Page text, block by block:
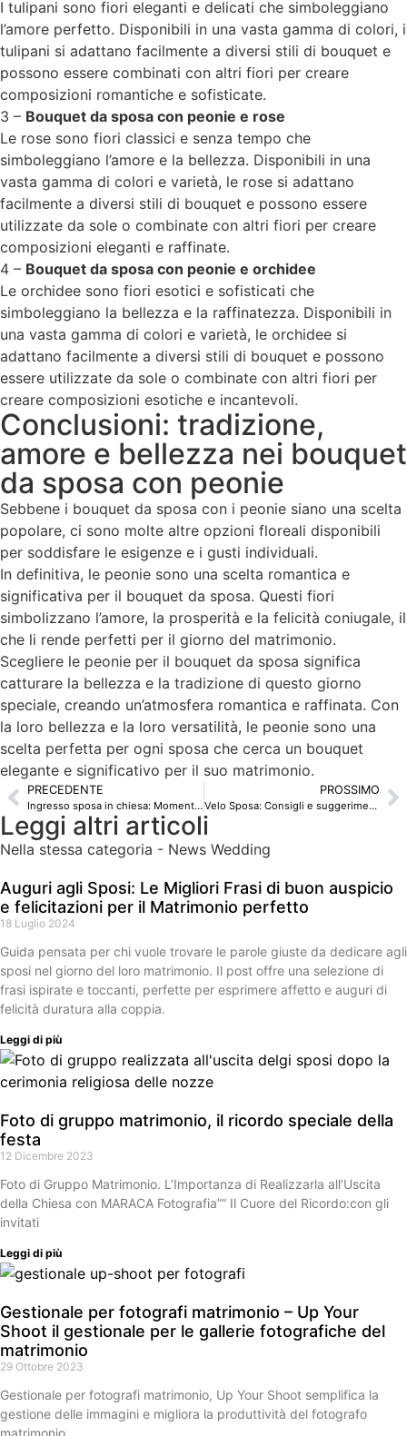
I tulipani sono fiori eleganti e delicati che simboleggiano
l’amore perfetto. Disponibili in una vasta gamma di colori, i
tulipani si adattano facilmente a diversi stili di bouquet e
possono essere combinati con altri fiori per creare
composizioni romantiche e sofisticate.
3 – Bouquet da sposa con peonie e rose
Le rose sono fiori classici e senza tempo che
simboleggiano l’amore e la bellezza. Disponibili in una
vasta gamma di colori e varietà, le rose si adattano
facilmente a diversi stili di bouquet e possono essere
utilizzate da sole o combinate con altri fiori per creare
composizioni eleganti e raffinate.
4 – Bouquet da sposa con peonie e orchidee
Le orchidee sono fiori esotici e sofisticati che
simboleggiano la bellezza e la raffinatezza. Disponibili in
una vasta gamma di colori e varietà, le orchidee si
adattano facilmente a diversi stili di bouquet e possono
essere utilizzate da sole o combinate con altri fiori per
creare composizioni esotiche e incantevoli.
Conclusioni: tradizione,
amore e bellezza nei bouquet
da sposa con peonie
Sebbene i bouquet da sposa con i peonie siano una scelta
popolare, ci sono molte altre opzioni floreali disponibili
per soddisfare le esigenze e i gusti individuali.
In definitiva, le peonie sono una scelta romantica e
significativa per il bouquet da sposa. Questi fiori
simbolizzano l’amore, la prosperità e la felicità coniugale, il
che li rende perfetti per il giorno del matrimonio.
Scegliere le peonie per il bouquet da sposa significa
catturare la bellezza e la tradizione di questo giorno
speciale, creando un’atmosfera romantica e raffinata. Con
la loro bellezza e la loro versatilità, le peonie sono una
scelta perfetta per ogni sposa che cerca un bouquet
elegante e significativo per il suo matrimonio.
PRECEDENTE
Ingresso sposa in chiesa: Momento ricco di emozioni e tradizioni
PROSSIMO
Velo Sposa: Consigli e suggerimenti per la Scelta Perfetta
Leggi altri articoli
Nella stessa categoria - News Wedding
Auguri agli Sposi: Le Migliori Frasi di buon auspicio
e felicitazioni per il Matrimonio perfetto
18 Luglio 2024
Guida pensata per chi vuole trovare le parole giuste da dedicare agli
sposi nel giorno del loro matrimonio. Il post offre una selezione di
frasi ispirate e toccanti, perfette per esprimere affetto e auguri di
felicità duratura alla coppia.
Leggi di più
Foto di gruppo matrimonio, il ricordo speciale della
festa
12 Dicembre 2023
Foto di Gruppo Matrimonio. L’Importanza di Realizzarla all’Uscita
della Chiesa con MARACA Fotografia”” Il Cuore del Ricordo:con gli
invitati
Leggi di più
Gestionale per fotografi matrimonio – Up Your
Shoot il gestionale per le gallerie fotografiche del
matrimonio
29 Ottobre 2023
Gestionale per fotografi matrimonio, Up Your Shoot semplifica la
gestione delle immagini e migliora la produttività del fotografo
matrimonio